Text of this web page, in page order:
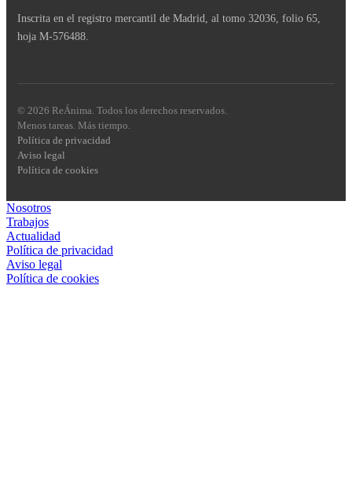
Inscrita en el registro mercantil de Madrid, al tomo 32036, folio 65,
hoja M-576488.
© 2026 ReÁnima. Todos los derechos reservados.
Menos tareas. Más tiempo.
Política de privacidad
Aviso legal
Política de cookies
Nosotros
Trabajos
Actualidad
Política de privacidad
Aviso legal
Política de cookies